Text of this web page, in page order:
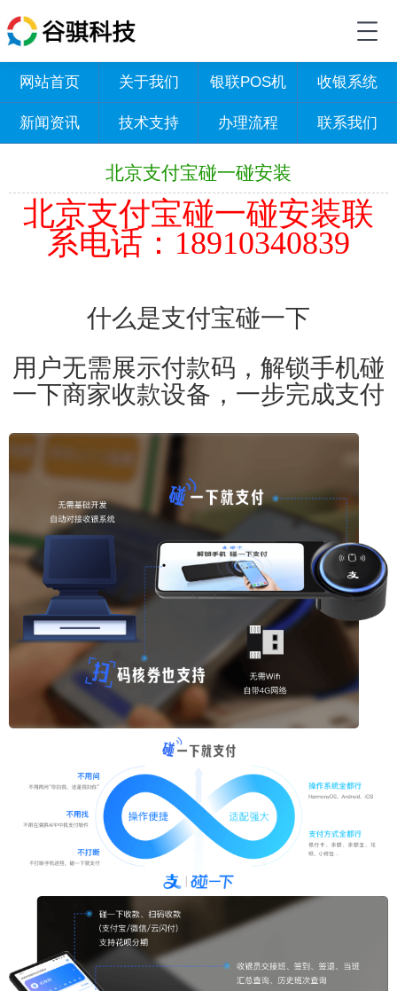
网站首页 关于我们 银联POS机 收银系统
新闻资讯 技术支持 办理流程 联系我们
北京支付宝碰一碰安装
北京支付宝碰一碰安装联
系电话：18910340839
什么是支付宝碰一下
用户无需展示付款码，解锁手机碰
一下商家收款设备，一步完成支付